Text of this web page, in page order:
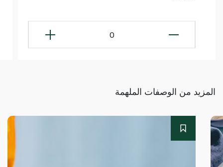
0
المزيد من الوصفات الملهمة